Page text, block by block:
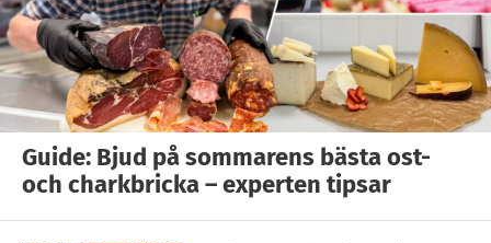
Guide: Bjud på sommarens bästa ost-
och charkbricka – experten tipsar